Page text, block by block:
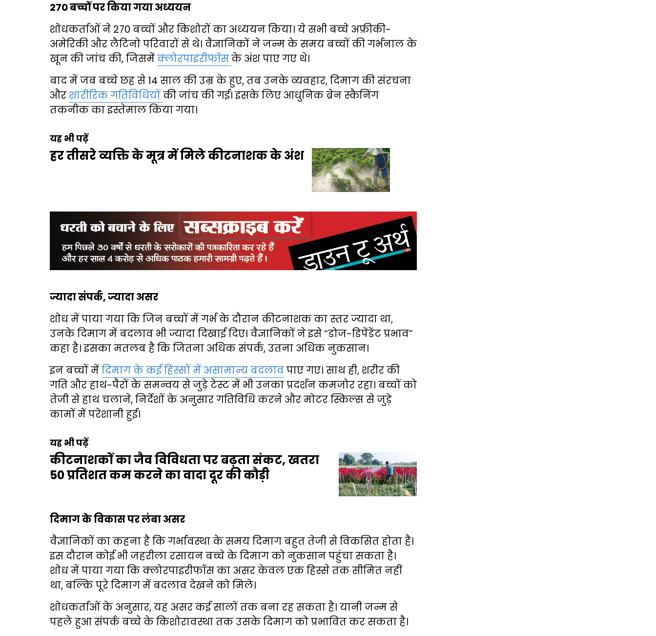
270 बच्चों पर किया गया अध्ययन
शोधकर्ताओं ने 270 बच्चों और किशोरों का अध्ययन किया। ये सभी बच्चे अफ्रीकी-
अमेरिकी और लैटिनो परिवारों से थे। वैज्ञानिकों ने जन्म के समय बच्चों की गर्भनाल के
खून की जांच की, जिसमेंक्लोरपाइरीफॉसके अंश पाए गए थे।
बाद में जब बच्चे छह से 14 साल की उम्र के हुए, तब उनके व्यवहार, दिमाग की संरचना
और शारीरिक गतिविधियोंकी जांच की गई। इसके लिए आधुनिक ब्रेन स्कैनिंग
तकनीक का इस्तेमाल किया गया।
यह भी पढ़ें
हर तीसरे व्यक्ति के मूत्र में मिले कीटनाशक के अंश
ज्यादा संपर्क, ज्यादा असर
शोध में पाया गया कि जिन बच्चों में गर्भ के दौरान कीटनाशक का स्तर ज्यादा था,
उनके दिमाग में बदलाव भी ज्यादा दिखाई दिए। वैज्ञानिकों ने इसे “डोज-डिपेंडेंट प्रभाव”
कहा है। इसका मतलब है कि जितना अधिक संपर्क, उतना अधिक नुकसान।
इन बच्चों मेंदिमाग के कई हिस्सों में असामान्य बदलावपाए गए। साथ ही, शरीर की
गति और हाथ-पैरों के समन्वय से जुड़े टेस्ट में भी उनका प्रदर्शन कमजोर रहा। बच्चों को
तेजी से हाथ चलाने, निर्देशों के अनुसार गतिविधि करने और मोटर स्किल्स से जुड़े
कामों में परेशानी हुई।
यह भी पढ़ें
कीटनाशकों का जैव विविधता पर बढ़ता संकट, खतरा
50 प्रतिशत कम करने का वादा दूर की कौड़ी
दिमाग के विकास पर लंबा असर
वैज्ञानिकों का कहना है कि गर्भावस्था के समय दिमाग बहुत तेजी से विकसित होता है।
इस दौरान कोई भी जहरीला रसायन बच्चे के दिमाग को नुकसान पहुंचा सकता है।
शोध में पाया गया कि क्लोरपाइरीफॉस का असर केवल एक हिस्से तक सीमित नहीं
था, बल्कि पूरे दिमाग में बदलाव देखने को मिले।
शोधकर्ताओं के अनुसार, यह असर कई सालों तक बना रह सकता है। यानी जन्म से
पहले हुआ संपर्क बच्चे के किशोरावस्था तक उसके दिमाग को प्रभावित कर सकता है।